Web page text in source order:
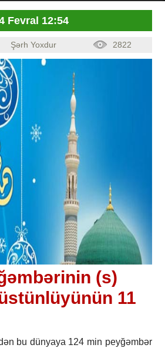
Fevral 12:54
Şərh Yoxdur 2822
(s)
11
bu dünyaya 124 min peyğəmbər